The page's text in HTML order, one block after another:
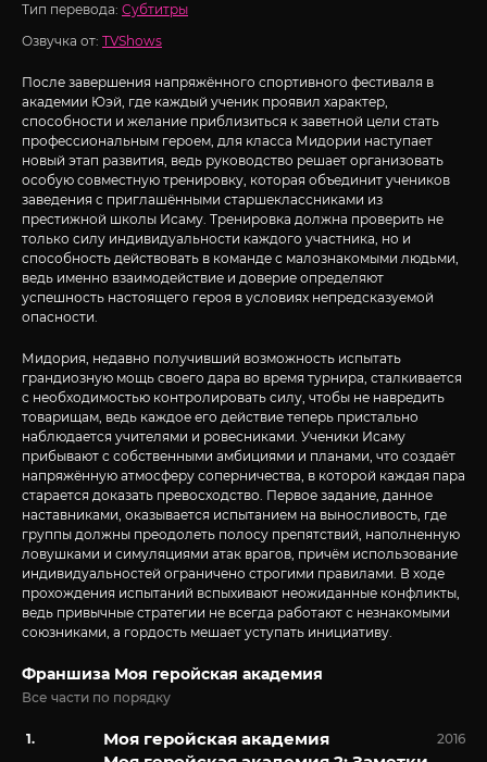
Тип перевода: Субтитры
Озвучка от: TVShows
После завершения напряжённого спортивного фестиваля в
академии Юэй, где каждый ученик проявил характер,
способности и желание приблизиться к заветной цели стать
профессиональным героем, для класса Мидории наступает
новый этап развития, ведь руководство решает организовать
особую совместную тренировку, которая объединит учеников
заведения с приглашёнными старшеклассниками из
престижной школы Исаму. Тренировка должна проверить не
только силу индивидуальности каждого участника, но и
способность действовать в команде с малознакомыми людьми,
ведь именно взаимодействие и доверие определяют
успешность настоящего героя в условиях непредсказуемой
опасности.
Мидория, недавно получивший возможность испытать
грандиозную мощь своего дара во время турнира, сталкивается
с необходимостью контролировать силу, чтобы не навредить
товарищам, ведь каждое его действие теперь пристально
наблюдается учителями и ровесниками. Ученики Исаму
прибывают с собственными амбициями и планами, что создаёт
напряжённую атмосферу соперничества, в которой каждая пара
старается доказать превосходство. Первое задание, данное
наставниками, оказывается испытанием на выносливость, где
группы должны преодолеть полосу препятствий, наполненную
ловушками и симуляциями атак врагов, причём использование
индивидуальностей ограничено строгими правилами. В ходе
прохождения испытаний вспыхивают неожиданные конфликты,
ведь привычные стратегии не всегда работают с незнакомыми
союзниками, а гордость мешает уступать инициативу.
Франшиза Моя геройская академия
Все части по порядку
Моя геройская академия 2016